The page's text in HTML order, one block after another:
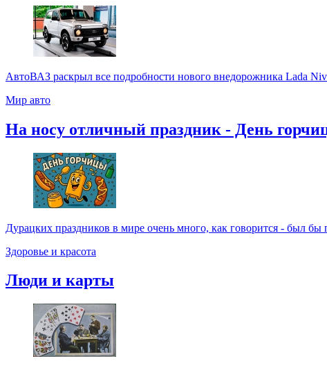
АвтоВАЗ раскрыл все подробности нового внедорожника Lada
Мир авто
На носу отличный праздник - День
Дурацких праздников в мире очень много, как говорится - был
Здоровье и красота
Люди и карты